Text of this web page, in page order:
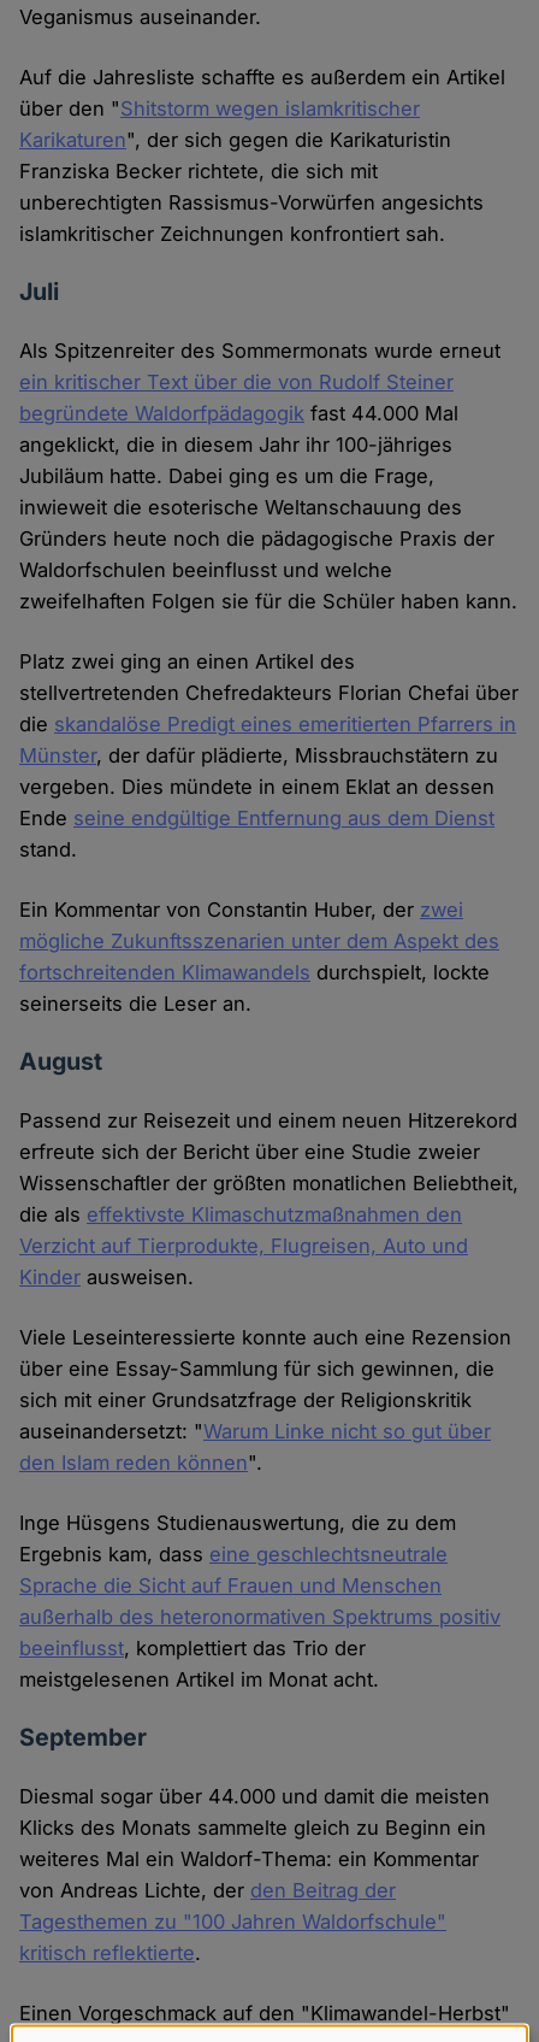
Veganismus auseinander.
Auf die Jahresliste schaffte es außerdem ein Artikel
über den "Shitstorm wegen islamkritischer
Karikaturen", der sich gegen die Karikaturistin
Franziska Becker richtete, die sich mit
unberechtigten Rassismus-Vorwürfen angesichts
islamkritischer Zeichnungen konfrontiert sah.
Juli
Als Spitzenreiter des Sommermonats wurde erneut
ein kritischer Text über die von Rudolf Steiner
begründete Waldorfpädagogik fast 44.000 Mal
angeklickt, die in diesem Jahr ihr 100-jähriges
Jubiläum hatte. Dabei ging es um die Frage,
inwieweit die esoterische Weltanschauung des
Gründers heute noch die pädagogische Praxis der
Waldorfschulen beeinflusst und welche
zweifelhaften Folgen sie für die Schüler haben kann.
Platz zwei ging an einen Artikel des
stellvertretenden Chefredakteurs Florian Chefai über
die skandalöse Predigt eines emeritierten Pfarrers in
Münster, der dafür plädierte, Missbrauchstätern zu
vergeben. Dies mündete in einem Eklat an dessen
Ende seine endgültige Entfernung aus dem Dienst
stand.
Ein Kommentar von Constantin Huber, der zwei
mögliche Zukunftsszenarien unter dem Aspekt des
fortschreitenden Klimawandels durchspielt, lockte
seinerseits die Leser an.
August
Passend zur Reisezeit und einem neuen Hitzerekord
erfreute sich der Bericht über eine Studie zweier
Wissenschaftler der größten monatlichen Beliebtheit,
die als effektivste Klimaschutzmaßnahmen den
Verzicht auf Tierprodukte, Flugreisen, Auto und
Kinder ausweisen.
Viele Leseinteressierte konnte auch eine Rezension
über eine Essay-Sammlung für sich gewinnen, die
sich mit einer Grundsatzfrage der Religionskritik
auseinandersetzt: "Warum Linke nicht so gut über
den Islam reden können".
Inge Hüsgens Studienauswertung, die zu dem
Ergebnis kam, dass eine geschlechtsneutrale
Sprache die Sicht auf Frauen und Menschen
außerhalb des heteronormativen Spektrums positiv
beeinflusst, komplettiert das Trio der
meistgelesenen Artikel im Monat acht.
September
Diesmal sogar über 44.000 und damit die meisten
Klicks des Monats sammelte gleich zu Beginn ein
weiteres Mal ein Waldorf-Thema: ein Kommentar
von Andreas Lichte, der den Beitrag der
Tagesthemen zu "100 Jahren Waldorfschule"
kritisch reflektierte.
Einen Vorgeschmack auf den "Klimawandel-Herbst"